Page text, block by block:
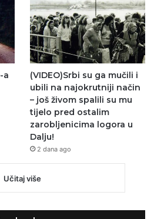
a
(VIDEO)Srbi su ga mučili i
ubili na najokrutniji način
– još živom spalili su mu
tijelo pred ostalim
zarobljenicima logora u
Dalju!
2 dana ago
Učitaj više